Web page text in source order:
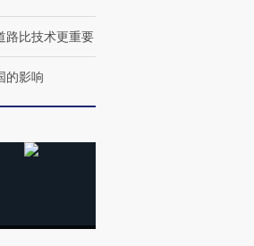
米
路比技术更重要
的影响